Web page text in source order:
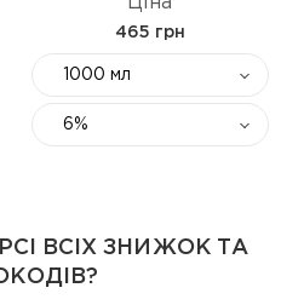
465 грн
1000 мл
6%
ВСІХ ЗНИЖОК ТА